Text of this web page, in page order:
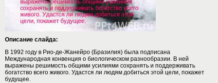
Описание слайда:
В 1992 году в Рио-де-Жанейро (Бразилия) была подписана
Международная конвенция о биологическом разнообразии. В ней
выражены решимость общими усилиями сохранять и поддерживать
богатство всего живого. Удастся ли людям добиться этой цели, покажет
будущее.